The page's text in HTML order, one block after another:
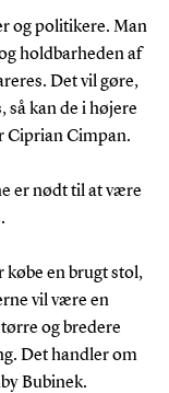
og politikere. Man
holdbarheden af
Det vil gøre,
så kan de i højere
Ciprian Cimpan.
er nødt til at være
købe en brugt stol,
vil være en
og bredere
Det handler om
Bubinek.